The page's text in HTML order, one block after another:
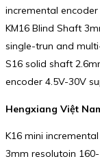
incremental encoder
KM16 Blind Shaft
single-trun and
S16 solid shaft
encoder 4.5V-30V
Hengxiang Việt
K16 mini
3mm resolutoin